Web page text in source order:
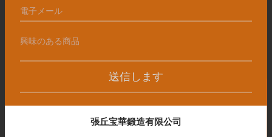
送信します
張丘宝華鍛造有限公司